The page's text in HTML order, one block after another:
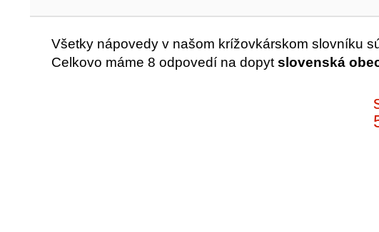
Všetky nápovedy v našom krížovkárskom slovníku
Celkovo máme 8 odpovedí na dopyt slovenská